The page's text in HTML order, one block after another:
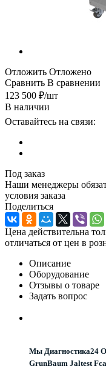
Отложить Отложено
Сравнить В сравнении
123 500 ₽/шт
В наличии
Оставайтесь на связи:
Под заказ
Наши менеджеры
условия заказа
Поделиться
Цена действительна
отличаться от цен в
Описание
Оборудование
Отзывы о товаре
Задать вопрос
Мы Диагностика24
GrunBaum Jaltest